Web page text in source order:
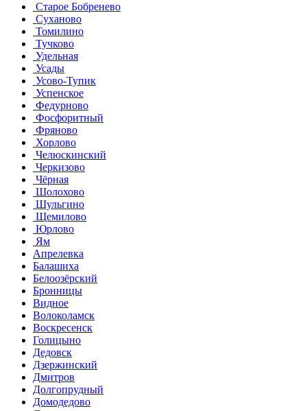
Старое Бобренево
Суханово
Томилино
Тучково
Удельная
Усады
Усово-Тупик
Успенское
Федурново
Фосфоритный
Фряново
Хорлово
Челюскинский
Черкизово
Чёрная
Шолохово
Шульгино
Щемилово
Юрлово
Ям
Апрелевка
Балашиха
Белоозёрский
Бронницы
Видное
Волоколамск
Воскресенск
Голицыно
Дедовск
Дзержинский
Дмитров
Долгопрудный
Домодедово